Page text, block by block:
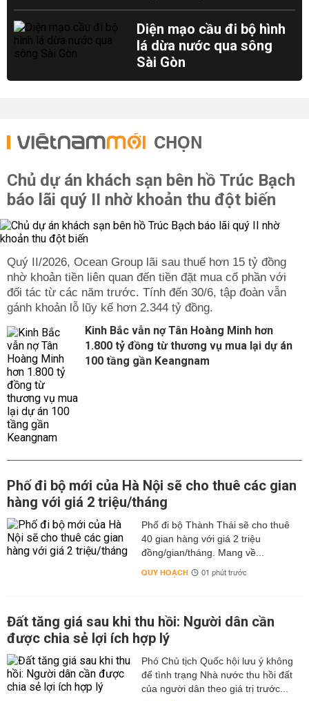
Diện mạo cầu đi bộ hình
lá dừa nước qua sông
Sài Gòn
CHỌN
Chủ dự án khách sạn bên hồ Trúc Bạch
báo lãi quý II nhờ khoản thu đột biến
Quý II/2026, Ocean Group lãi sau thuế hơn 15 tỷ đồng
nhờ khoản tiền liên quan đến tiền đặt mua cổ phần với
đối tác từ các năm trước. Tính đến 30/6, tập đoàn vẫn
gánh khoản lỗ lũy kế hơn 2.344 tỷ đồng.
Kinh Bắc vẫn nợ Tân Hoàng Minh hơn
1.800 tỷ đồng từ thương vụ mua lại dự án
100 tầng gần Keangnam
Phố đi bộ mới của Hà Nội sẽ cho thuê các gian
hàng với giá 2 triệu/tháng
Phố đi bộ Thành Thái sẽ cho thuê
40 gian hàng với giá 2 triệu
đồng/gian/tháng. Mang về...
QUY HOẠCH 01 phút trước
Đất tăng giá sau khi thu hồi: Người dân cần
được chia sẻ lợi ích hợp lý
Phó Chủ tịch Quốc hội lưu ý không
để tình trạng Nhà nước thu hồi đất
của người dân theo giá trị trước...